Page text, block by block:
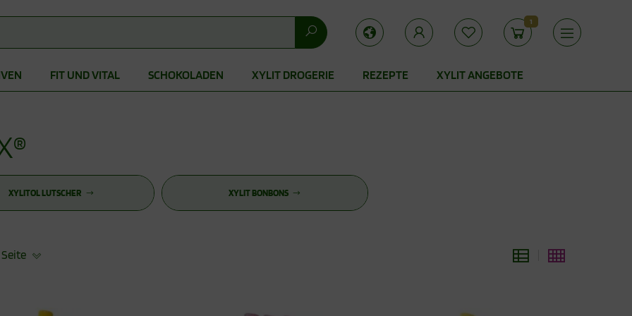
1
FIT UND VITAL SCHOKOLADEN XYLIT DROGERIE REZEPTE XYLIT ANGEBOTE
XYLITOL LUTSCHER XYLIT BONBONS